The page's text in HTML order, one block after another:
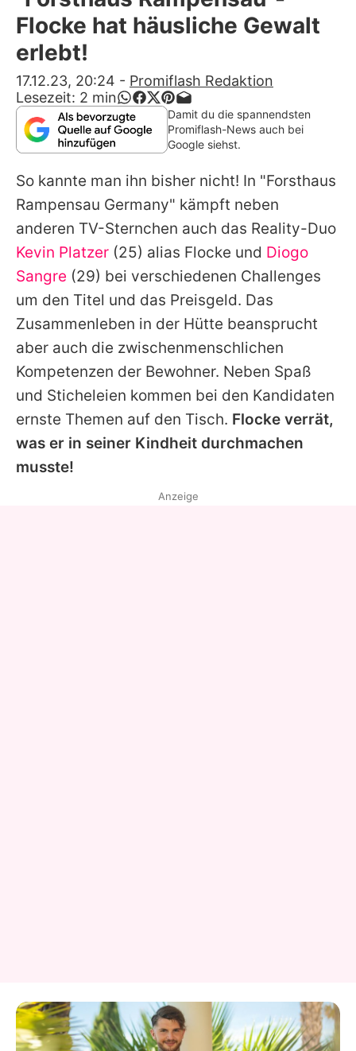
Alle Themen auf Promiflash
App runterladen
Team
Redaktionelle Richtlinien
Impressum
Datenschutzerklärung
Nutzungsbedingungen
Utiq verwalten
Flocke hat häusliche Gewalt
erlebt!
17.12.23, 20:24 - Promiflash Redaktion
Lesezeit: 2 min
Damit du die spannendsten
Promiflash-News auch bei
Google siehst.
So kannte man ihn bisher nicht! In "Forsthaus
Rampensau Germany" kämpft neben
anderen TV-Sternchen auch das Reality-Duo
Kevin Platzer (25) alias Flocke und Diogo
Sangre (29) bei verschiedenen Challenges
um den Titel und das Preisgeld. Das
Zusammenleben in der Hütte beansprucht
aber auch die zwischenmenschlichen
Kompetenzen der Bewohner. Neben Spaß
und Sticheleien kommen bei den Kandidaten
ernste Themen auf den Tisch. Flocke verrät,
was er in seiner Kindheit durchmachen
musste!
Anzeige